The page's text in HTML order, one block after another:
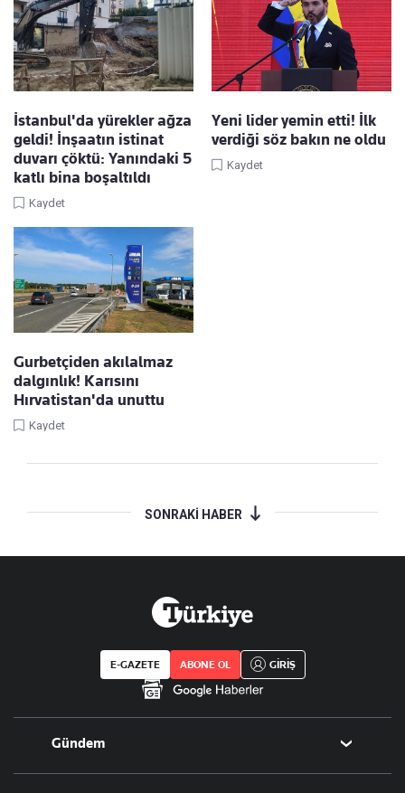
İstanbul'da yürekler ağza
geldi! İnşaatın istinat
duvarı çöktü: Yanındaki 5
katlı bina boşaltıldı
Kaydet
Yeni lider yemin etti! İlk
verdiği söz bakın ne oldu
Kaydet
Gurbetçiden akılalmaz
dalgınlık! Karısını
Hırvatistan'da unuttu
Kaydet
SONRAKİ HABER
E-GAZETE ABONE OL GİRİŞ
Gündem